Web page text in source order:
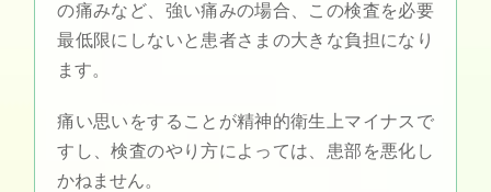
の痛みなど、強い痛みの場合、この検査を必要
最低限にしないと患者さまの大きな負担になり
ます。
痛い思いをすることが精神的衛生上マイナスで
すし、検査のやり方によっては、患部を悪化し
かねません。